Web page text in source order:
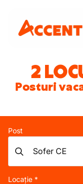
2
Posturi
Post
Locație *